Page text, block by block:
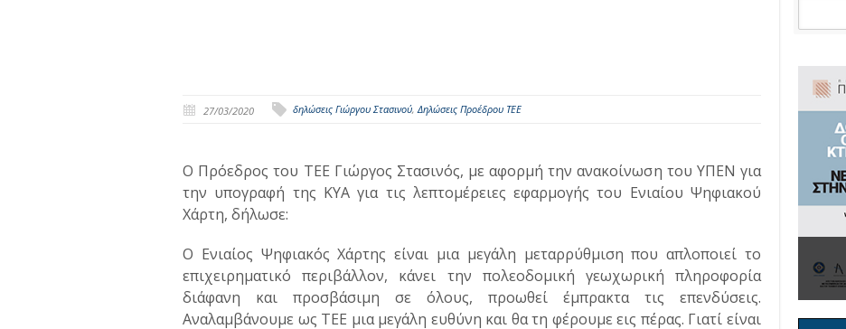
27/03/2020 δηλώσεις Γιώργου Στασινού,Δηλώσεις Προέδρου ΤΕΕ
Ο Πρόεδρος του ΤΕΕ Γιώργος Στασινός, με αφορμή την ανακοίνωση του ΥΠΕΝ για
την υπογραφή της ΚΥΑ για τις λεπτομέρειες εφαρμογής του Ενιαίου Ψηφιακού
Χάρτη, δήλωσε:
Ο Ενιαίος Ψηφιακός Χάρτης είναι μια μεγάλη μεταρρύθμιση που απλοποιεί το
επιχειρηματικό περιβάλλον, κάνει την πολεοδομική γεωχωρική πληροφορία
διάφανη και προσβάσιμη σε όλους, προωθεί έμπρακτα τις επενδύσεις.
Αναλαμβάνουμε ως ΤΕΕ μια μεγάλη ευθύνη και θα τη φέρουμε εις πέρας. Γιατί είναι